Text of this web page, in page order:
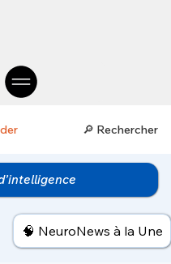
🔎 Rechercher
🧠 NeuroNews à la Une